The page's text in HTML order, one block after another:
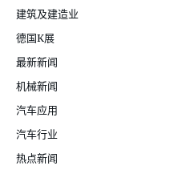
建筑及建造业
德国K展
最新新闻
机械新闻
汽车应用
汽车行业
热点新闻